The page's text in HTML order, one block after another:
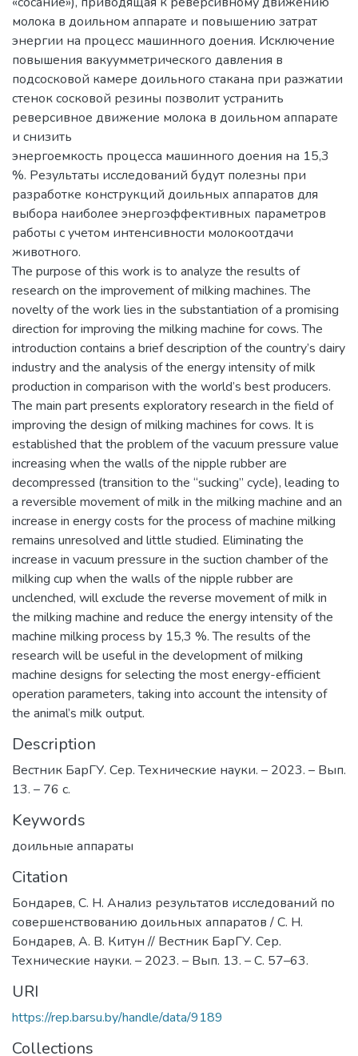
молока в доильном аппарате и повышению затрат
энергии на процесс машинного доения. Исключение
повышения вакуумметрического давления в
подсосковой камере доильного стакана при разжатии
стенок сосковой резины позволит устранить
реверсивное движение молока в доильном аппарате
и снизить
энергоемкость процесса машинного доения на 15,3
%. Результаты исследований будут полезны при
разработке конструкций доильных аппаратов для
выбора наиболее энергоэффективных параметров
работы с учетом интенсивности молокоотдачи
животного.
The purpose of this work is to analyze the results of
research on the improvement of milking machines. The
novelty of the work lies in the substantiation of a promising
direction for improving the milking machine for cows. The
introduction contains a brief description of the country’s dairy
industry and the analysis of the energy intensity of milk
production in comparison with the world’s best producers.
The main part presents exploratory research in the field of
improving the design of milking machines for cows. It is
established that the problem of the vacuum pressure value
increasing when the walls of the nipple rubber are
decompressed (transition to the “sucking” cycle), leading to
a reversible movement of milk in the milking machine and an
increase in energy costs for the process of machine milking
remains unresolved and little studied. Eliminating the
increase in vacuum pressure in the suction chamber of the
milking cup when the walls of the nipple rubber are
unclenched, will exclude the reverse movement of milk in
the milking machine and reduce the energy intensity of the
machine milking process by 15,3 %. The results of the
research will be useful in the development of milking
machine designs for selecting the most energy-efficient
operation parameters, taking into account the intensity of
the animal’s milk output.
Description
Вестник БарГУ. Сер. Технические науки. – 2023. – Вып.
13. – 76 с.
Keywords
доильные аппараты
Citation
Бондарев, С. Н. Анализ результатов исследований по
совершенствованию доильных аппаратов / С. Н.
Бондарев, А. В. Китун // Вестник БарГУ. Сер.
Технические науки. – 2023. – Вып. 13. – С. 57–63.
URI
https://rep.barsu.by/handle/data/9189
Collections